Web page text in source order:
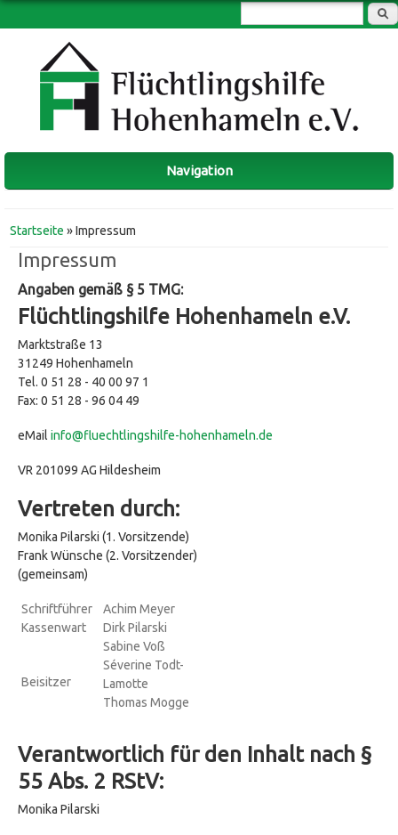
Suchformular
Navigation
Sie sind hier
Startseite » Impressum
Impressum
Angaben gemäß § 5 TMG:
Flüchtlingshilfe Hohenhameln e.V.
Marktstraße 13
31249 Hohenhameln
Tel. 0 51 28 - 40 00 97 1
Fax: 0 51 28 - 96 04 49
eMail info@fluechtlingshilfe-hohenhameln.de
VR 201099 AG Hildesheim
Vertreten durch:
Monika Pilarski (1. Vorsitzende)
Frank Wünsche (2. Vorsitzender)
(gemeinsam)
Schriftführer
Achim Meyer
Kassenwart
Dirk Pilarski
Beisitzer
Sabine Voß
Séverine Todt-
Lamotte
Thomas Mogge
Verantwortlich für den Inhalt nach §
55 Abs. 2 RStV:
Monika Pilarski